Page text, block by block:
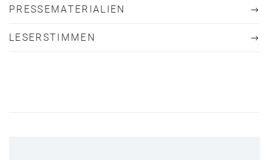
PRESSEMATERIALIEN
LESERSTIMMEN